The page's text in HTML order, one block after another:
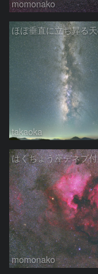
momonako
takaoka
momonako